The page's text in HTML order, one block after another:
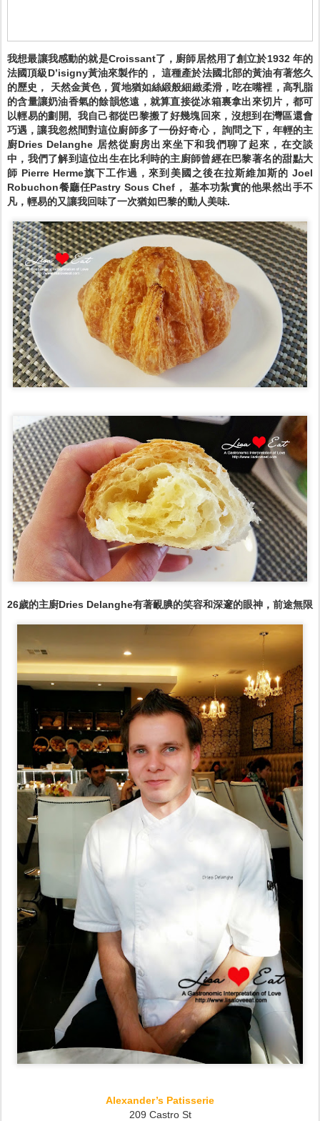
我想最讓我感動的就是Croissant了，廚師居然用了創立於1932 年的
法國頂級D’isigny黃油來製作的， 這種產於法國北部的黃油有著悠久
的歷史， 天然金黃色，質地猶如絲緞般細緻柔滑，吃在嘴裡，高乳脂
的含量讓奶油香氣的餘韻悠遠，就算直接從冰箱裏拿出來切片，都可
以輕易的劃開, 我自己都從巴黎搬了好幾塊回來，沒想到在灣區還會
巧遇，讓我忽然間對這位廚師多了一份好奇心， 詢問之下，年輕的主
廚Dries Delanghe 居然從廚房出來坐下和我們聊了起來，在交談
中，我們了解到這位出生在比利時的主廚師曾經在巴黎著名的甜點大
師 Pierre Herme旗下工作過，來到美國之後在拉斯維加斯的 Joel
Robuchon餐廳任Pastry Sous Chef， 基本功紮實的他果然出手不
凡，輕易的又讓我回味了一次猶如巴黎的動人美味.
26歲的主廚Dries Delanghe有著靦腆的笑容和深邃的眼神，前途無限
Alexander’s Patisserie
209 Castro St